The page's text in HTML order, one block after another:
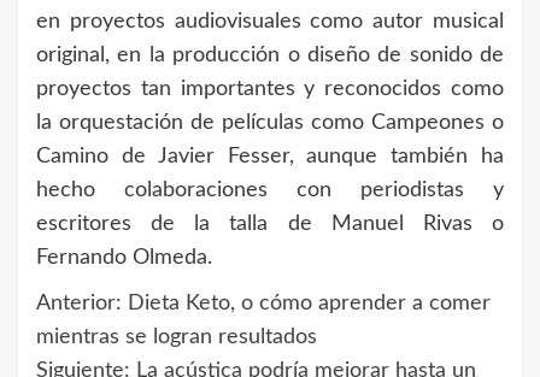
en proyectos audiovisuales como autor musical
original, en la producción o diseño de sonido de
proyectos tan importantes y reconocidos como
la orquestación de películas como Campeones o
Camino de Javier Fesser, aunque también ha
hecho colaboraciones con periodistas y
escritores de la talla de Manuel Rivas o
Fernando Olmeda.
Navegación
de
Anterior: Dieta Keto, o cómo aprender a comer
mientras se logran resultados
Siguiente: La acústica podría mejorar hasta un